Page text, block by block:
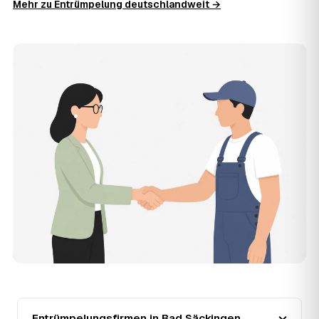
besenreiner Übergabe. Es gibt keine versteckten
Zentrum ist Vermittler: Sie schildern einmal, was raus
muss, und erhalten mehrere Festpreis-Angebote geprüfter
Entrümpler aus Bad Säckingen zum Vergleichen. Bezahlt
wird nur der Entrümpler, den Sie selbst auswählen.
Was kostet die Entrümpelung einer normalen
Wohnung in Bad Säckingen?
Für eine durchschnittliche Wohnung mit rund 65 m² liegen
die Kosten in Bad Säckingen bei etwa 1.840 €, das
entspricht im Schnitt rund 32,8 € je Quadratmeter.
Zugänglichkeit (Etage, Aufzug), Menge und Sperrmüllanteil
verschieben den Preis nach oben oder unten — den
genauen Festpreis nennt Ihnen der Entrümpler nach
Mehr zu Entrümpelung deutschlandweit →